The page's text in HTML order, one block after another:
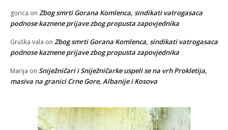
gorica on Zbog smrti Gorana Komlenca, sindikati vatrogasaca
podnose kaznene prijave zbog propusta zapovjednika
Gruška vala on Zbog smrti Gorana Komlenca, sindikati vatrogasaca
podnose kaznene prijave zbog propusta zapovjednika
Marija on Sniježničari i Sniježničarke uspeli se na vrh Prokletija,
masiva na granici Crne Gore, Albanije i Kosova